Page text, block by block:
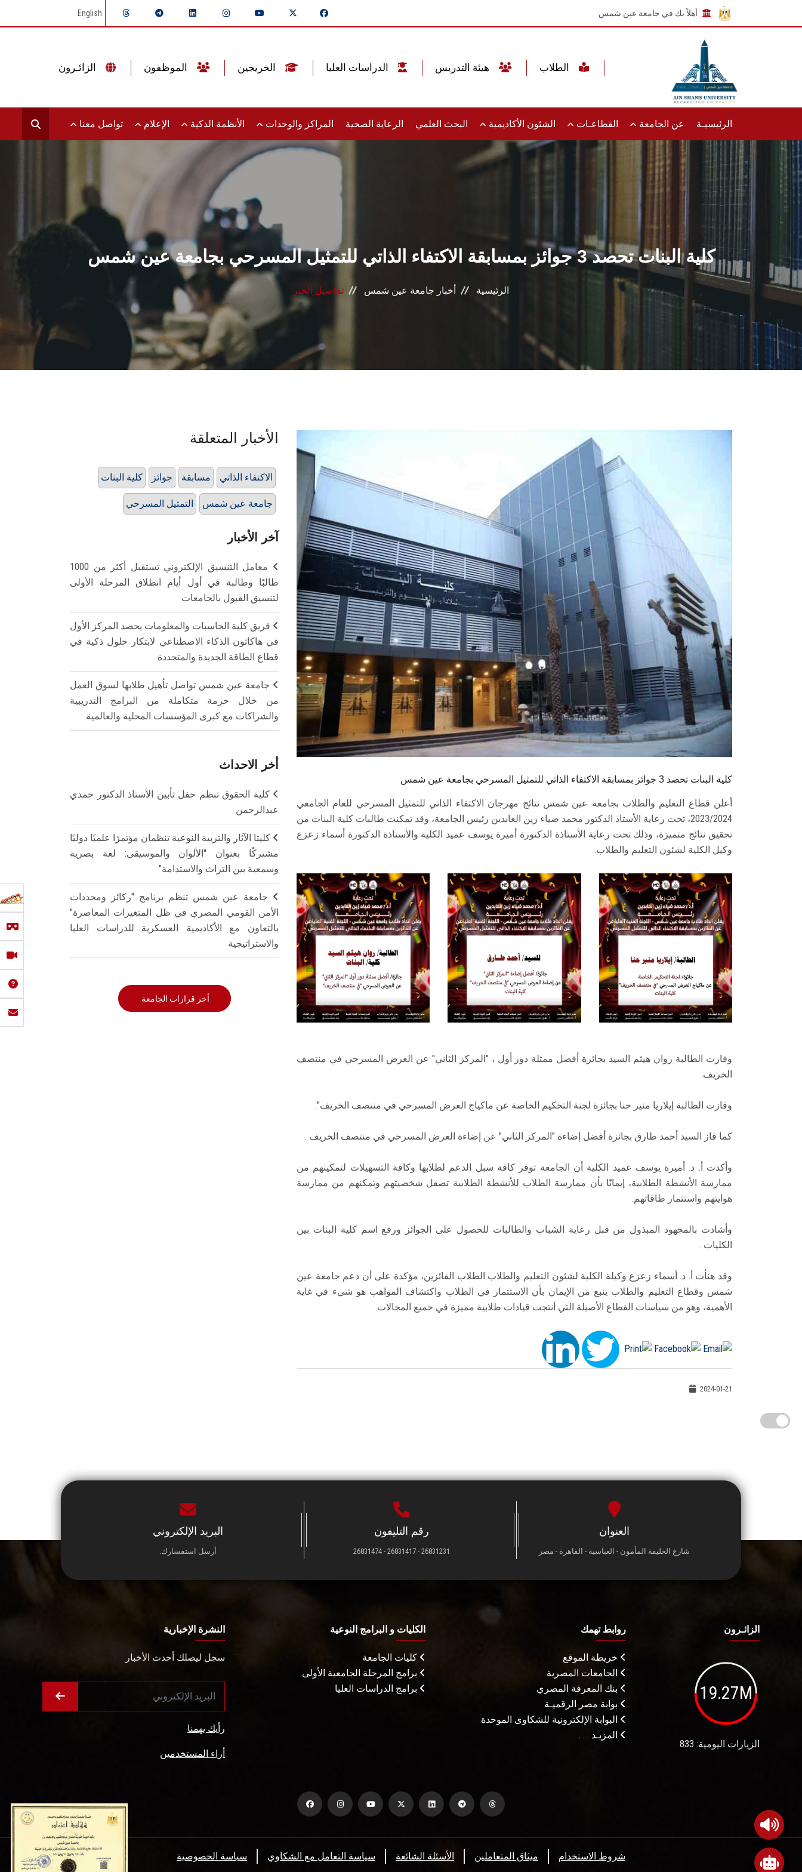
أهلاً بك في جامعة عين شمس English
الرئيسيـة عن الجامعة القطاعـات الشئون الأكاديمية البحث العلمي الرعاية الصحية المراكز والوحدات الأنظمة الذكية الإعلام تواصل معنا
كلية البنات تحصد 3 جوائز بمسابقة الاكتفاء الذاتي للتمثيل المسرحي بجامعة عين شمس
الرئيسية أخبار جامعة عين شمس تفاصيل الخبر
كلية البنات تحصد 3 جوائز بمسابقة الاكتفاء الذاتي للتمثيل المسرحي بجامعة عين شمس
أعلن قطاع التعليم والطلاب بجامعة عين شمس نتائج مهرجان الاكتفاء الذاتي للتمثيل المسرحي للعام الجامعي
2023/2024، تحت رعاية الأستاذ الدكتور محمد ضياء زين العابدين رئيس الجامعة، وقد تمكنت طالبات كلية البنات من
تحقيق نتائج متميزة، وذلك تحت رعاية الأستاذة الدكتورة أميرة يوسف عميد الكلية والأستاذة الدكتورة أسماء زعزع
وكيل الكلية لشئون التعليم والطلاب.
وفازت الطالبة روان هيثم السيد بجائزة أفضل ممثلة دور أول ، "المركز الثاني" عن العرض المسرحي في منتصف
الخريف.
وفازت الطالبة إيلاريا منير حنا بجائزة لجنة التحكيم الخاصة عن ماكياج العرض المسرحي في منتصف الخريف".
كما فاز السيد أحمد طارق بجائزة أفضل إضاءة "المركز الثاني" عن إضاءة العرض المسرحي في منتصف الخريف .
وأكدت أ. د. أميرة يوسف عميد الكلية أن الجامعة توفر كافة سبل الدعم لطلابها وكافة التسهيلات لتمكينهم من
ممارسة الأنشطة الطلابية، إيمانًا بأن ممارسة الطلاب للأنشطة الطلابية تصقل شخصيتهم وتمكنهم من ممارسة
هوايتهم واستثمار طاقاتهم.
وأشادت بالمجهود المبذول من قبل رعاية الشباب والطالبات للحصول على الجوائز ورفع اسم كلية البنات بين
الكليات .
وقد هنأت أ. د. أسماء زعزع وكيلة الكلية لشئون التعليم والطلاب الطلاب الفائزين، مؤكدة على أن دعم جامعة عين
شمس وقطاع التعليم والطلاب ينبع من الإيمان بأن الاستثمار في الطلاب واكتشاف المواهب هو شيء في غاية
الأهمية، وهو من سياسات القطاع الأصيلة التي أنتجت قيادات طلابية مميزة في جميع المجالات.
2024-01-21
الأخبار المتعلقة
كلية البنات جوائز مسابقة الاكتفاء الذاتي
التمثيل المسرحي جامعة عين شمس
آخر الأخبار
معامل التنسيق الإلكتروني تستقبل أكثر من 1000
طالبًا وطالبة في أول أيام انطلاق المرحلة الأولى
لتنسيق القبول بالجامعات
فريق كلية الحاسبات والمعلومات يحصد المركز الأول
في هاكاثون الذكاء الاصطناعي لابتكار حلول ذكية في
قطاع الطاقة الجديدة والمتجددة
جامعة عين شمس تواصل تأهيل طلابها لسوق العمل
من خلال حزمة متكاملة من البرامج التدريبية
والشراكات مع كبرى المؤسسات المحلية والعالمية
أخر الاحداث
كلية الحقوق تنظم حفل تأبين الأستاذ الدكتور حمدي
عبدالرحمن
كليتا الآثار والتربية النوعية تنظمان مؤتمرًا علميًا دوليًا
مشتركًا بعنوان "الألوان والموسيقى: لغة بصرية
وسمعية بين التراث والاستدامة"
جامعة عين شمس تنظم برنامج "ركائز ومحددات
الأمن القومي المصري في ظل المتغيرات المعاصرة"
بالتعاون مع الأكاديمية العسكرية للدراسات العليا
والاستراتيجية
أخر قرارات الجامعة
العنوان
شارع الخليفة المأمون - العباسية - القاهرة - مصر
رقم التليفون
26831231 - 26831417 - 26831474
البريد الإلكتروني
أرسل استفسارك.
الزائـرون
19.27M
الزيارات اليومية: 833
روابط تهمك
خريطة الموقع
الجامعات المصرية
بنك المعرفة المصري
بوابة مصر الرقميـة
البوابة الإلكترونية للشكاوى الموحدة
المزيـد . . .
الكليات و البرامج النوعية
كليات الجامعة
برامج المرحلة الجامعية الأولى
برامج الدراسات العليا
النشرة الإخبارية
سجل ليصلك أحدث الأخبار
رأيك يهمنا
أراء المستخدمين
سياسة الخصوصية سياسة التعامل مع الشكاوي الأسئلة الشائعة ميثاق المتعاملين شروط الاستخدام